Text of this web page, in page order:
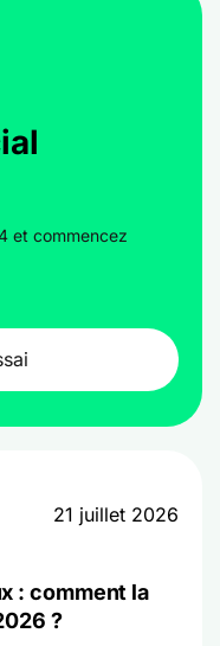
et commencez
21 juillet 2026
: comment la
?